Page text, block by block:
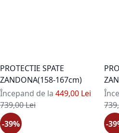
PROTECTIE SPATE
ZANDONA(158-167cm)
Începand de la 449,00 Lei
Pret standard
739,00 Lei
-39%
-